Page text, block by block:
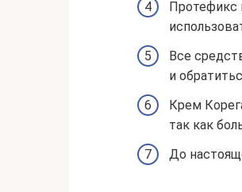
Протефикс
Все
и
Крем
так как
До